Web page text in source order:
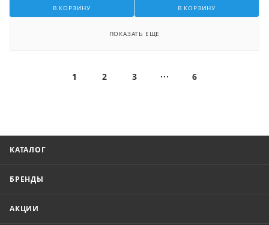
В КОРЗИНУ В КОРЗИНУ
ПОКАЗАТЬ ЕЩЕ
1 2 3 6
КАТАЛОГ
БРЕНДЫ
АКЦИИ